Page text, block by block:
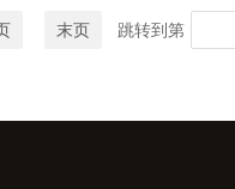
末页 跳转到第